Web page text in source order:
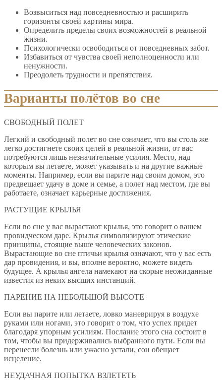
Возвыситься над повседневностью и расширить
горизонты своей картины мира.
Определить пределы своих возможностей в реальной
жизни.
Психологически освободиться от повседневных забот.
Избавиться от чувства своей неполноценности или
ненужности.
Преодолеть трудности и препятствия.
Варианты полётов во сне
СВОБОДНЫЙ ПОЛЕТ
Легкий и свободный полет во сне означает, что вы столь же
легко достигнете своих целей в реальной жизни, от вас
потребуются лишь незначительные усилия. Место, над
которым вы летаете, может указывать и на другие важные
моменты. Например, если вы парите над своим домом, это
предвещает удачу в доме и семье, а полет над местом, где вы
работаете, означает карьерные достижения.
РАСТУЩИЕ КРЫЛЬЯ
Если во сне у вас вырастают крылья, это говорит о вашем
провидческом даре. Крылья символизируют этические
принципы, стоящие выше человеческих законов.
Вырастающие во сне птичьи крылья означают, что у вас есть
дар провидения, и вы, вполне вероятно, можете видеть
будущее. А крылья ангела намекают на скорые неожиданные
известия из неких высших инстанций.
ПАРЕНИЕ НА НЕБОЛЬШОЙ ВЫСОТЕ
Если вы парите или летаете, ловко маневрируя в воздухе
руками или ногами, это говорит о том, что успех придет
благодаря упорным усилиям. Послание этого сна состоит в
том, чтобы вы придерживались выбранного пути. Если вы
перенесли болезнь или ужасно устали, сон обещает
исцеление.
НЕУДАЧНАЯ ПОПЫТКА ВЗЛЕТЕТЬ